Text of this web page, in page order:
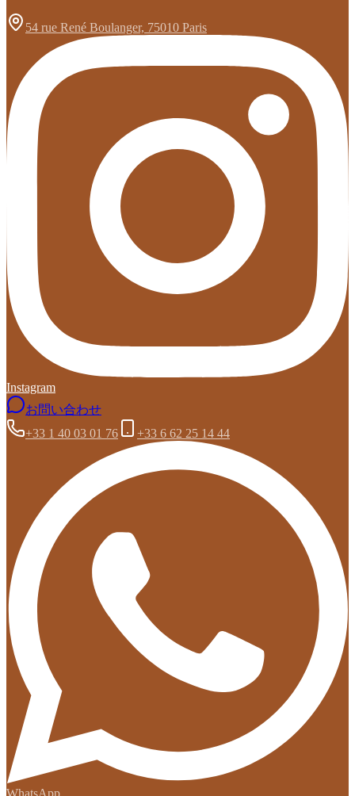
54 rue René Boulanger, 75010 Paris
Instagram
お問い合わせ
+33 1 40 03 01 76
+33 6 62 25 14 44
WhatsApp